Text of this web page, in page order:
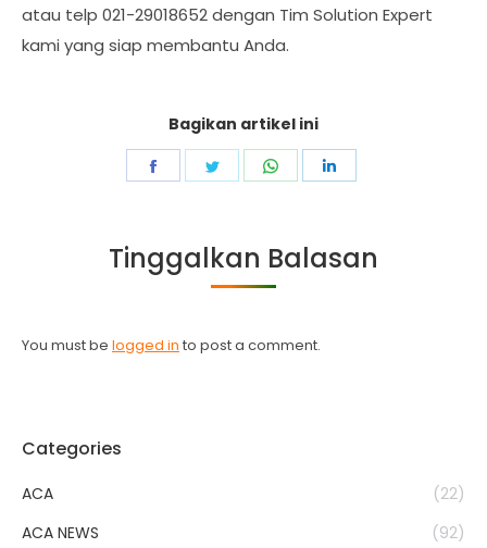
atau telp 021-29018652 dengan Tim Solution Expert
kami yang siap membantu Anda.
Bagikan artikel ini
Share
Share
Share
Tinggalkan Balasan
You must be logged in to post a comment.
Categories
ACA
(22)
ACA NEWS
(92)